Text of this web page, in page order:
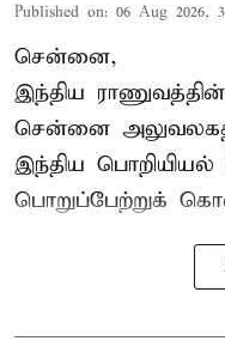
Published on: 06 Aug 2026,
சென்னை,
இந்திய
சென்னை
இந்திய
பொறுப்பேற்றுக்